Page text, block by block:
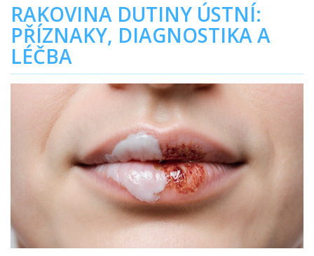
RAKOVINA DUTINY ÚSTNÍ:
PŘÍZNAKY, DIAGNOSTIKA A
LÉČBA